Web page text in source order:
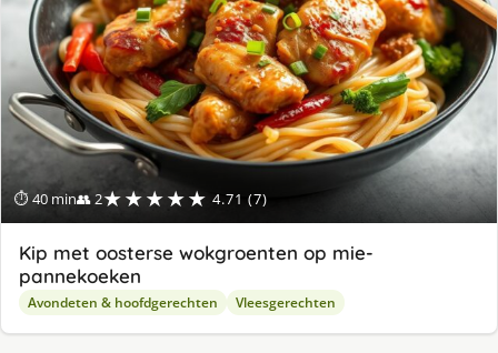
⏱ 40 min👥 2★★★★★ 4.71 (7)
Kip met oosterse wokgroenten op mie-
pannekoeken
Avondeten & hoofdgerechten Vleesgerechten